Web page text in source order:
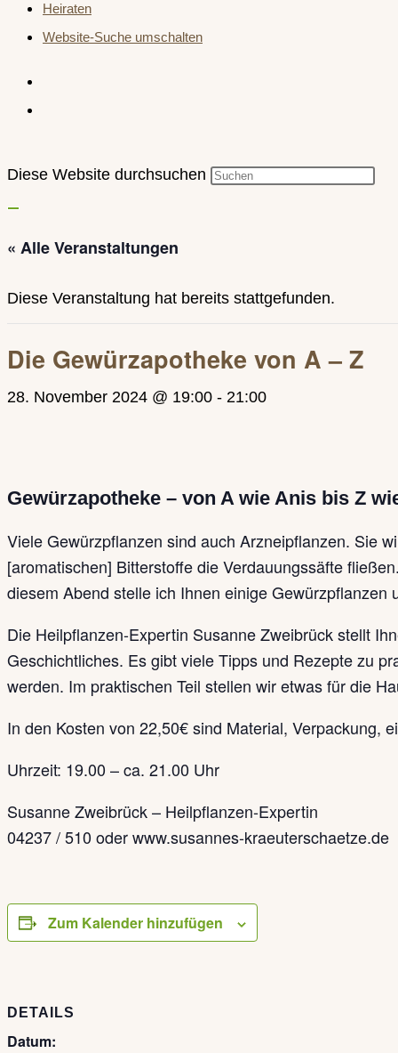
Heiraten
Website-Suche umschalten
Diese Website durchsuchen
« Alle Veranstaltungen
Diese Veranstaltung hat bereits stattgefunden.
Die Gewürzapotheke von A – Z
28. November 2024 @ 19:00 - 21:00
Gewürzapotheke – von A wie Anis bis Z
Viele Gewürzpflanzen sind auch Arzneipflanzen. Sie
[aromatischen] Bitterstoffe die Verdauungssäfte
diesem Abend stelle ich Ihnen einige
Die Heilpflanzen-Expertin Susanne Zweibrück stellt
Geschichtliches. Es gibt viele Tipps und Rezepte zu
werden. Im praktischen Teil stellen wir etwas für die
In den Kosten von 22,50€ sind Material, Verpackung,
Uhrzeit: 19.00 – ca. 21.00 Uhr
Susanne Zweibrück – Heilpflanzen-Expertin
04237 / 510 oder www.susannes-kraeuterschaetze.de
Zum Kalender hinzufügen
DETAILS
Datum: